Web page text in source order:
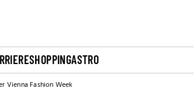
SHOPPINGASTRO
Vienna Fashion Week